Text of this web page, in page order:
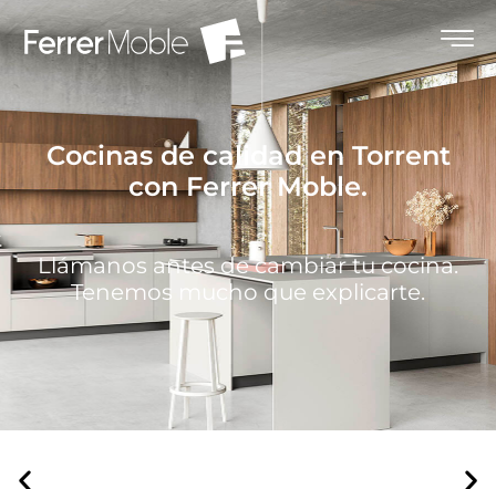
Cocinas de calidad en Torrent
con Ferrer Moble.
Llámanos antes de cambiar tu cocina.
Tenemos mucho que explicarte.